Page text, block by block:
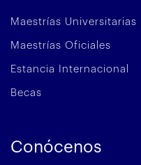
Maestrías Universitarias
Maestrías Oficiales
Estancia Internacional
Becas
Conócenos